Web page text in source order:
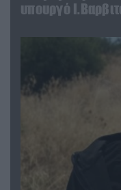
υπουργό